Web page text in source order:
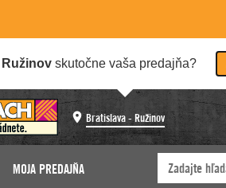
Ružinov skutočne vaša predajňa?
Bratislava - Ružinov
MOJA PREDAJŇA